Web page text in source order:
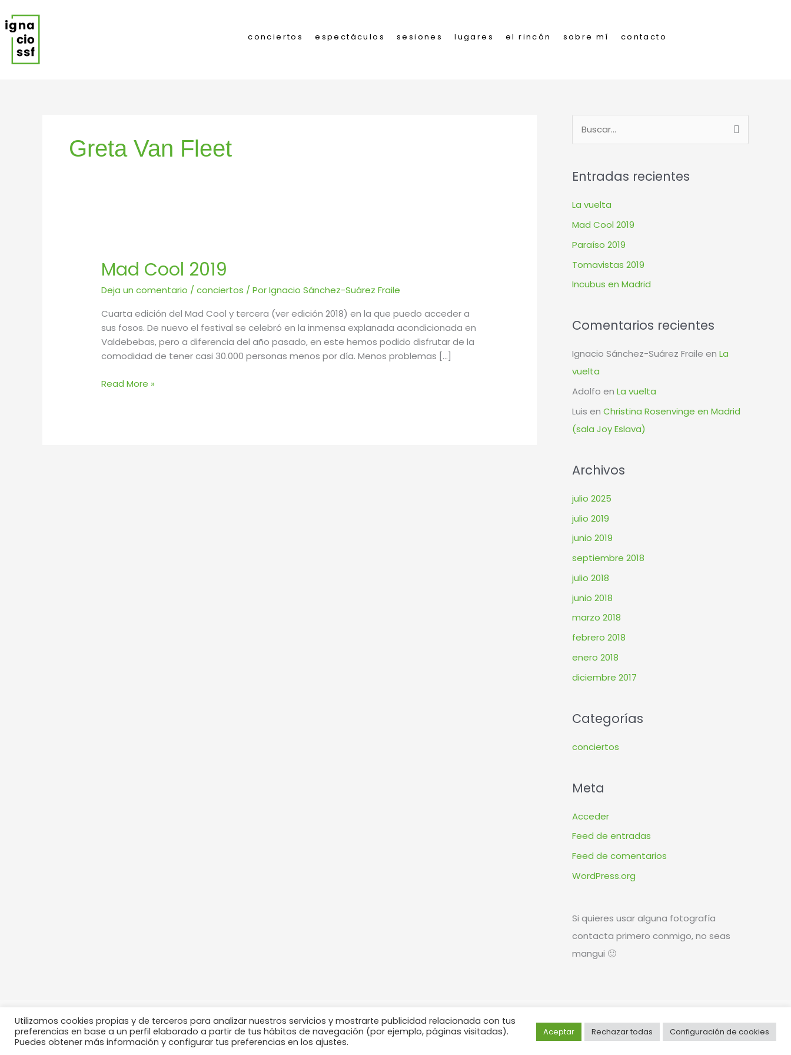
al
contenido
conciertos espectáculos sesiones lugares el rincón sobre mí contacto
Greta Van Fleet
Mad Cool 2019
Deja un comentario /conciertos / PorIgnacio Sánchez-Suárez Fraile
Cuarta edición del Mad Cool y tercera (ver edición 2018) en la que puedo acceder a
sus fosos. De nuevo el festival se celebró en la inmensa explanada acondicionada en
Valdebebas, pero a diferencia del año pasado, en este hemos podido disfrutar de la
comodidad de tener casi 30.000 personas menos por día. Menos problemas […]
2019
Read More »
c
a
r
:
Entradas recientes
La vuelta
Mad Cool 2019
Paraíso 2019
Tomavistas 2019
Incubus en Madrid
Comentarios recientes
Ignacio Sánchez-Suárez Fraile en La
vuelta
Adolfo en La vuelta
Luis en Christina Rosenvinge en Madrid
(sala Joy Eslava)
Archivos
julio 2025
julio 2019
junio 2019
septiembre 2018
julio 2018
junio 2018
marzo 2018
febrero 2018
enero 2018
diciembre 2017
Categorías
conciertos
Meta
Acceder
Feed de entradas
Feed de comentarios
WordPress.org
Si quieres usar alguna fotografía
contacta primero conmigo, no seas
mangui 🙂
Aviso legal Política de privacidadPolítica de cookies T
w
F
a
I
n
S
p
Diseño y desarrollo webWIR | estudio creativo
Utilizamos cookies propias y de terceros para analizar nuestros servicios y mostrarte publicidad relacionada con tus
preferencias en base a un perfil elaborado a partir de tus hábitos de navegación (por ejemplo, páginas visitadas).
Puedes obtener más información y configurar tus preferencias en los ajustes.
Aceptar Rechazar todas Configuración de cookies